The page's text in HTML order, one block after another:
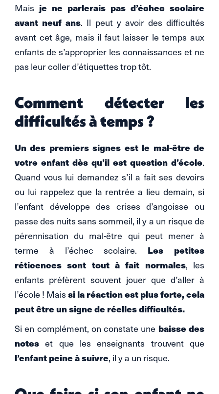
Mais je ne parlerais pas d’échec scolaire
avant neuf ans. Il peut y avoir des difficultés
avant cet âge, mais il faut laisser le temps aux
enfants de s’approprier les connaissances et ne
pas leur coller d’étiquettes trop tôt.
Comment détecter les
difficultés à temps ?
Un des premiers signes est le mal-être de
votre enfant dès qu’il est question d’école.
Quand vous lui demandez s’il a fait ses devoirs
ou lui rappelez que la rentrée a lieu demain, si
l’enfant développe des crises d’angoisse ou
passe des nuits sans sommeil, il y a un risque de
pérennisation du mal-être qui peut mener à
terme à l’échec scolaire. Les petites
réticences sont tout à fait normales, les
enfants préfèrent souvent jouer que d’aller à
l’école ! Mais si la réaction est plus forte, cela
peut être un signe de réelles difficultés.
Si en complément, on constate une baisse des
notes et que les enseignants trouvent que
l’enfant peine à suivre, il y a un risque.